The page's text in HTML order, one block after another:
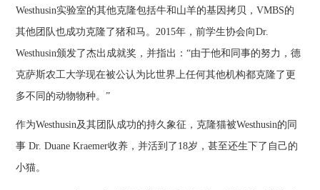
Westhusin实验室的其他克隆包括牛和山羊的基因拷贝，VMBS的
其他团队也成功克隆了猪和马。2015年，前学生协会向Dr.
Westhusin颁发了杰出成就奖，并指出：“由于他和同事的努力，德
克萨斯农工大学现在被公认为比世界上任何其他机构都克隆了更
多不同的动物物种。”
作为Westhusin及其团队成功的持久象征，克隆猫被Westhusin的同
事 Dr. Duane Kraemer收养，并活到了18岁，甚至还生下了自己的
小猫。